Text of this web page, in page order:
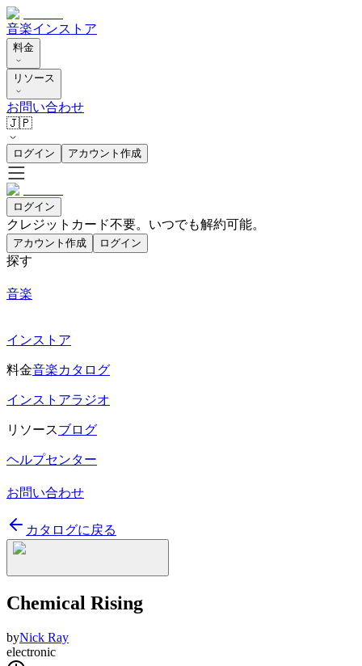
音楽インストア
料金
リソース
お問い合わせ
🇯🇵
ログイン アカウント作成
ログイン
クレジットカード不要。いつでも解約可能。
アカウント作成 ログイン
探す
音楽
インストア
料金音楽カタログ
インストアラジオ
リソースブログ
ヘルプセンター
お問い合わせ
カタログに戻る
Chemical Rising
byNick Ray
electronic